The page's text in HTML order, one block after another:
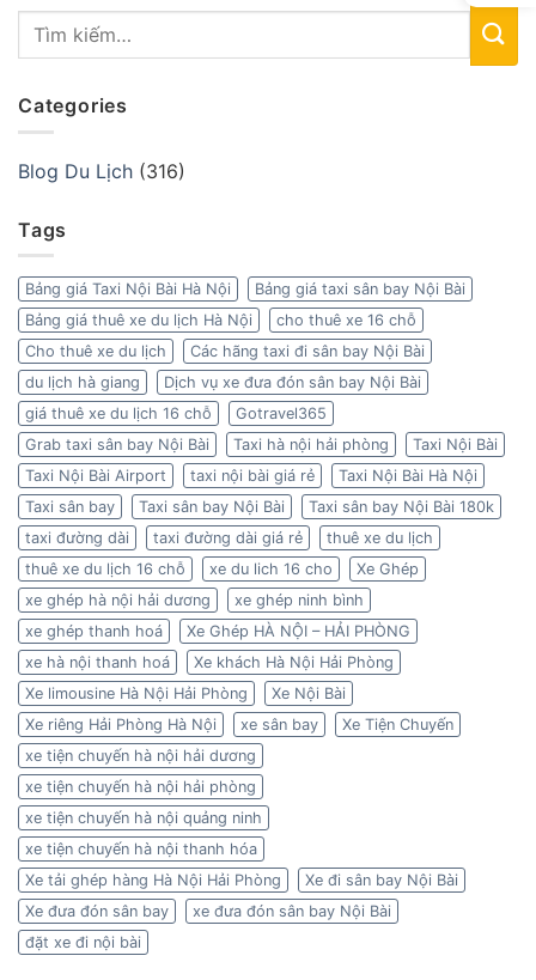
Categories
Blog Du Lịch (316)
Tags
Bảng giá Taxi Nội Bài Hà Nội
Bảng giá taxi sân bay Nội Bài
Bảng giá thuê xe du lịch Hà Nội
cho thuê xe 16 chỗ
Cho thuê xe du lịch
Các hãng taxi đi sân bay Nội Bài
du lịch hà giang
Dịch vụ xe đưa đón sân bay Nội Bài
giá thuê xe du lịch 16 chỗ
Gotravel365
Grab taxi sân bay Nội Bài
Taxi hà nội hải phòng
Taxi Nội Bài
Taxi Nội Bài Airport
taxi nội bài giá rẻ
Taxi Nội Bài Hà Nội
Taxi sân bay
Taxi sân bay Nội Bài
Taxi sân bay Nội Bài 180k
taxi đường dài
taxi đường dài giá rẻ
thuê xe du lịch
thuê xe du lịch 16 chỗ
xe du lich 16 cho
Xe Ghép
xe ghép hà nội hải dương
xe ghép ninh bình
xe ghép thanh hoá
Xe Ghép HÀ NỘI – HẢI PHÒNG
xe hà nội thanh hoá
Xe khách Hà Nội Hải Phòng
Xe limousine Hà Nội Hải Phòng
Xe Nội Bài
Xe riêng Hải Phòng Hà Nội
xe sân bay
Xe Tiện Chuyến
xe tiện chuyến hà nội hải dương
xe tiện chuyến hà nội hải phòng
xe tiện chuyến hà nội quảng ninh
xe tiện chuyến hà nội thanh hóa
Xe tải ghép hàng Hà Nội Hải Phòng
Xe đi sân bay Nội Bài
Xe đưa đón sân bay
xe đưa đón sân bay Nội Bài
đặt xe đi nội bài